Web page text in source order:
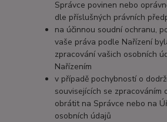
Správce povinen nebo
dle příslušných právních
na účinnou soudní ochranu,
vaše práva podle Nařízení
zpracování vašich osobních
Nařízením
v případě pochybností o
souvisejících se zpracováním
obrátit na Správce nebo na
osobních údajů